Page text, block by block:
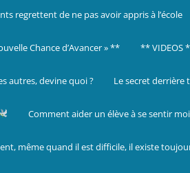
regrettent de ne pas avoir appris à l’école
Chance d’Avancer » ** ** VIDEOS
autres, devine quoi ? Le secret derrière
Comment aider un élève à se sentir
même quand il est difficile, il existe